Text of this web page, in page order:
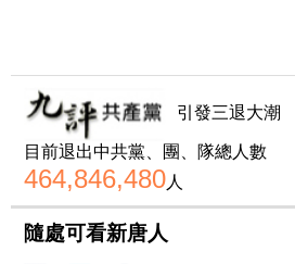
引發三退大潮
目前退出中共黨、團、隊總人數
464,846,480人
隨處可看新唐人